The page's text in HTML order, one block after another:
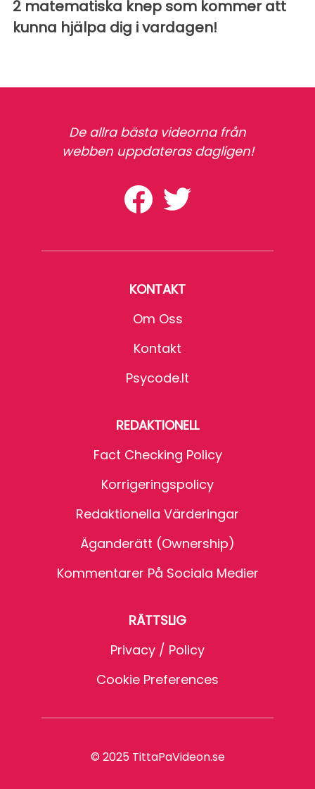
2 matematiska knep som kommer att
kunna hjälpa dig i vardagen!
De allra bästa videorna från
webben uppdateras dagligen!
KONTAKT
Om Oss
Kontakt
Psycode.it
REDAKTIONELL
Fact Checking Policy
Korrigeringspolicy
Redaktionella Värderingar
Äganderätt (Ownership)
Kommentarer På Sociala Medier
RÄTTSLIG
Privacy / Policy
Cookie Preferences
© 2025 TittaPaVideon.se